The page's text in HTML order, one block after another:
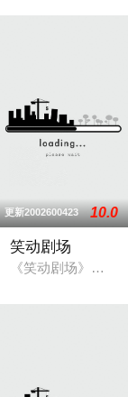
，领跑全国，是
更新2002600423 10.0
笑动剧场
《笑动剧场》是北